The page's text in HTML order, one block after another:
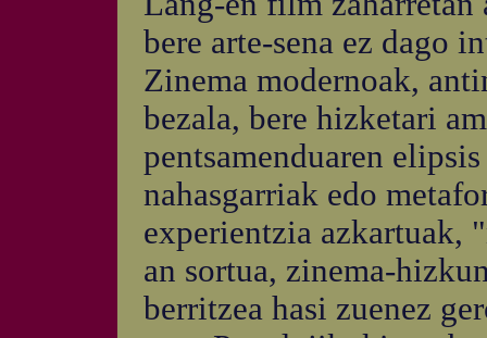
bere arte-sena ez dago
Zinema modernoak,
bezala, bere hizketari
pentsamenduaren
nahasgarriak edo
experientzia azkartuak,
an sortua, zinema-
berritzea hasi zuenez